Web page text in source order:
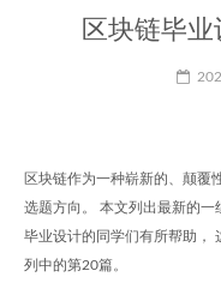
区块链毕业
区块链作为一种崭新的、颠覆
选题方向。 本文列出最新的
毕业设计的同学们有所帮助，
列中的第20篇。